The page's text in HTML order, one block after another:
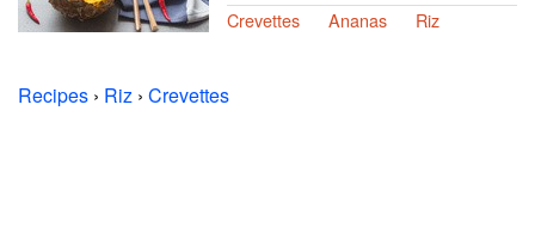
Crevettes
Ananas Riz
Recipes › Riz › Crevettes